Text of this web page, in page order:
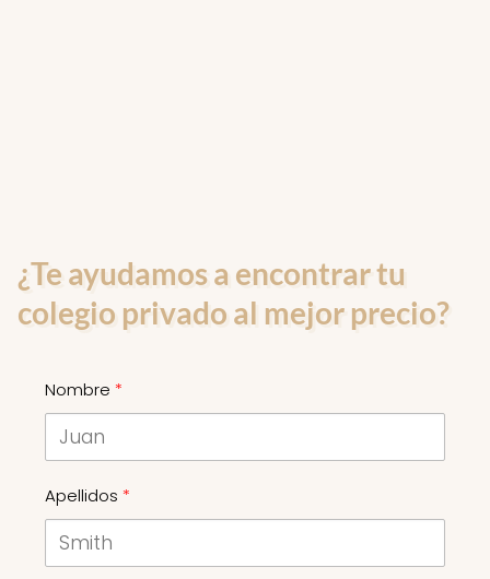
¿Te ayudamos a encontrar tu
colegio privado al mejor precio?
Nombre
Apellidos